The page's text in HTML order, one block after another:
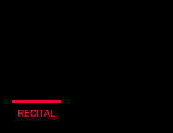
RECITAL